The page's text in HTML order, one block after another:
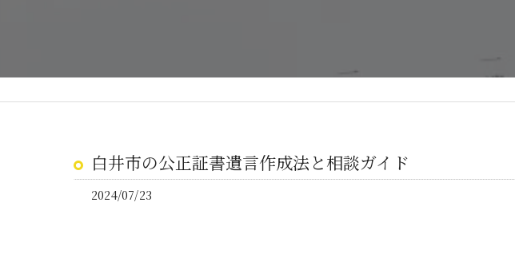
白井市の公正証書遺言作成法と相談ガイド
2024/07/23